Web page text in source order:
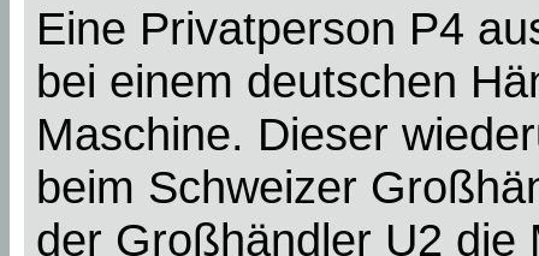
Eine Privatperson P4
bei einem deutschen
Maschine. Dieser
beim Schweizer
der Großhändler U2 die